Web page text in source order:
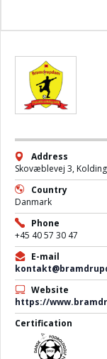
Address
Skovæblevej 3,
Country
Danmark
Phone
+45 40 57 30 47
E-mail
Website
https://
Certification